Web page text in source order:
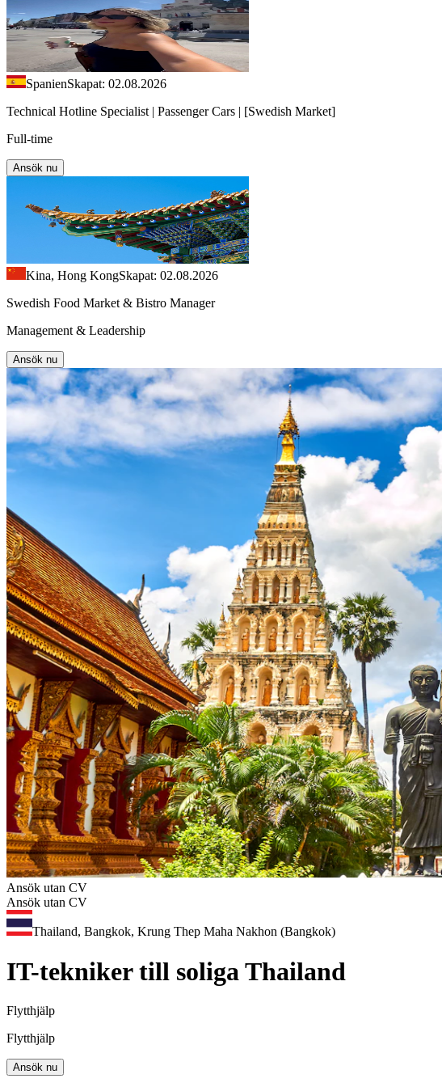
SpanienSkapat: 02.08.2026
Technical Hotline Specialist | Passenger Cars | [Swedish Market]
Full-time
Ansök nu
Kina, Hong KongSkapat: 02.08.2026
Swedish Food Market & Bistro Manager
Management & Leadership
Ansök nu
Ansök utan CV
Ansök utan CV
Thailand, Bangkok, Krung Thep Maha Nakhon (Bangkok)
IT-tekniker till soliga Thailand
Flytthjälp
Flytthjälp
Ansök nu